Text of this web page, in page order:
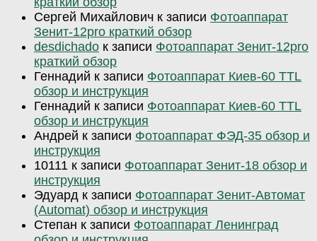
Сергей Михайлович к записи Фотоаппарат
Зенит-12pro краткий обзор
desdichado к записи Фотоаппарат Зенит-12pro
краткий обзор
Геннадий к записи Фотоаппарат Киев-60 TTL
обзор и инструкция
Геннадий к записи Фотоаппарат Киев-60 TTL
обзор и инструкция
Андрей к записи Фотоаппарат ФЭД-35 обзор и
инструкция
10111 к записи Фотоаппарат Зенит-18 обзор и
инструкция
Эдуард к записи Фотоаппарат Зенит-Автомат
(Automat) обзор и инструкция
Степан к записи Фотоаппарат Ленинград